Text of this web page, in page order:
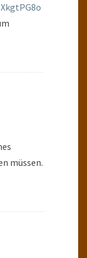
müssen.